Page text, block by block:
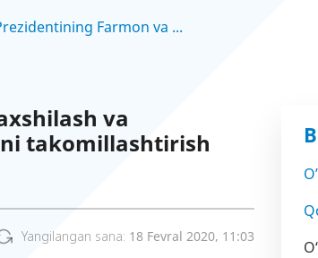
Farmon va ...
va
takomillashtirish
Yangilangan sana: 18 Fevral 2020, 11:03